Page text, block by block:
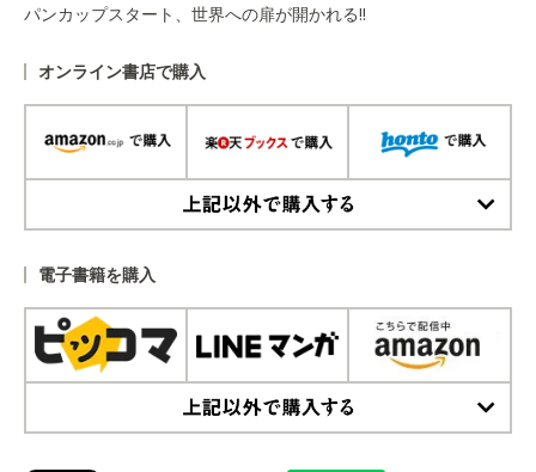
パンカップスタート、世界への扉が開かれる!!
オンライン書店で購入
電子書籍を購入